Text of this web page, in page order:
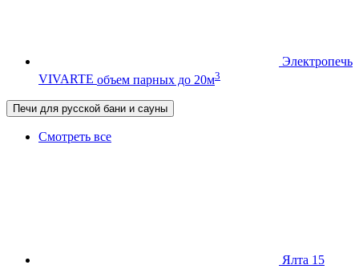
Электропечь
VIVARTE объем парных до 20м3
Печи для русской бани и сауны
Смотреть все
Ялта 15